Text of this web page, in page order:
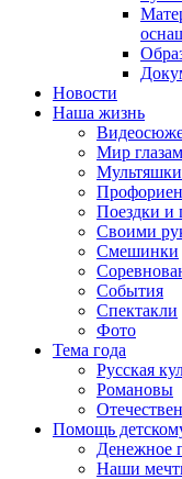
Новости
Наша жизнь
Мир
Мультяшки
Поездки и
Своими
Смешинки
События
Спектакли
Фото
Тема года
Русская
Романовы
Помощь
Денежное
Наши